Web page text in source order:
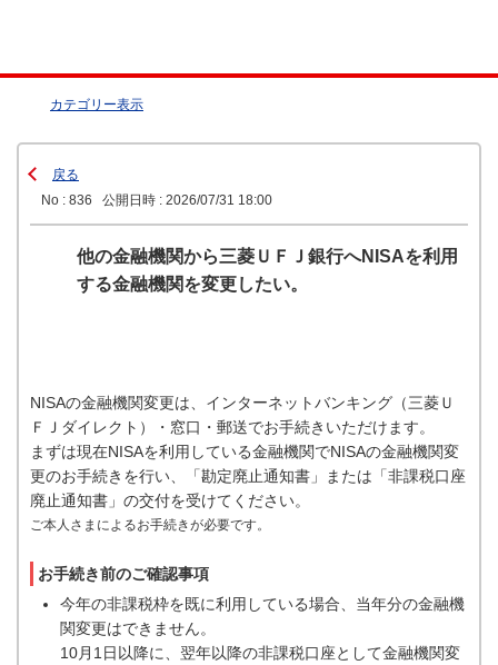
カテゴリー表示
戻る
No : 836
公開日時 : 2026/07/31 18:00
他の金融機関から三菱ＵＦＪ銀行へNISAを利用
する金融機関を変更したい。
NISAの金融機関変更は、インターネットバンキング（三菱Ｕ
ＦＪダイレクト）・窓口・郵送でお手続きいただけます。
まずは現在NISAを利用している金融機関でNISAの金融機関変
更のお手続きを行い、「勘定廃止通知書」または「非課税口座
廃止通知書」の交付を受けてください。
ご本人さまによるお手続きが必要です。
お手続き前のご確認事項
今年の非課税枠を既に利用している場合、当年分の金融機
関変更はできません。
10月1日以降に、翌年以降の非課税口座として金融機関変